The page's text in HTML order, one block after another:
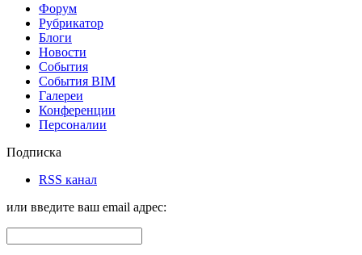
Форум
Рубрикатор
Блоги
Новости
События
События BIM
Галереи
Конференции
Персоналии
Подписка
RSS канал
или введите ваш email адрес: